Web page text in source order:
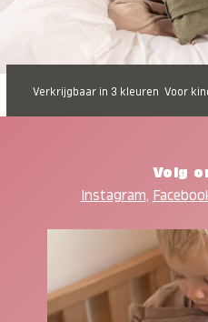
Verkrijgbaar in 3 kleuren Voor
Volg
Instagram,